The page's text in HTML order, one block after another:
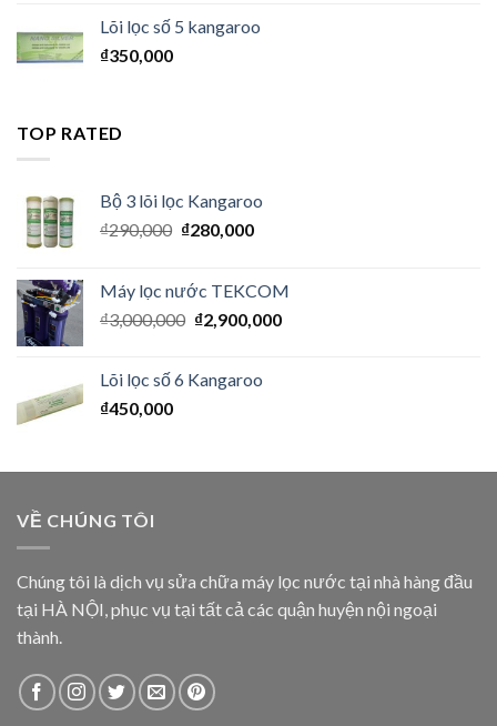
Lõi lọc số 5 kangaroo
₫350,000
TOP RATED
Bộ 3 lõi lọc Kangaroo
₫290,000 ₫280,000
Máy lọc nước TEKCOM
₫3,000,000 ₫2,900,000
Lõi lọc số 6 Kangaroo
₫450,000
VỀ CHÚNG TÔI
Chúng tôi là dịch vụ sửa chữa máy lọc nước tại nhà hàng đầu
tại HÀ NỘI, phục vụ tại tất cả các quận huyện nội ngoại
thành.